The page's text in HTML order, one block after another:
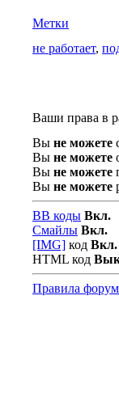
Метки
не работает,
Ваши права в
Вы не можете
Вы не можете
Вы не можете
Вы не можете
BB коды Вкл.
Смайлы Вкл.
[IMG] код Вкл.
HTML код
Правила